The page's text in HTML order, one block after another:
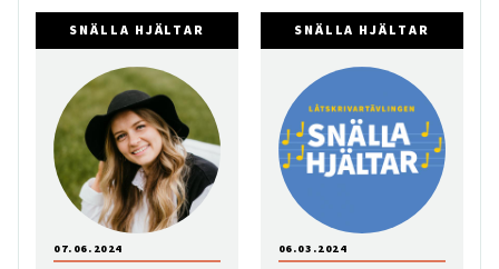
SNÄLLA HJÄLTAR
07.06.2024
SNÄLLA HJÄLTAR
06.03.2024